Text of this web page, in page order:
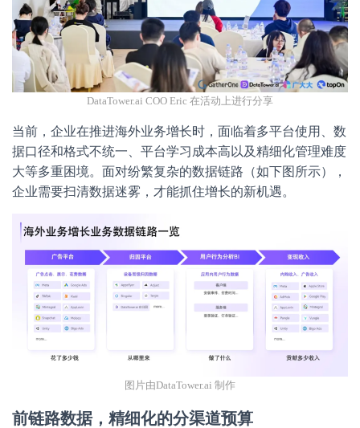
DataTower.ai COO Eric 在活动上进行分享
当前，企业在推进海外业务增长时，面临着多平台使用、数
据口径和格式不统一、平台学习成本高以及精细化管理难度
大等多重困境。面对纷繁复杂的数据链路（如下图所示），
企业需要扫清数据迷雾，才能抓住增长的新机遇。
图片由DataTower.ai 制作
前链路数据，精细化的分渠道预算